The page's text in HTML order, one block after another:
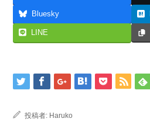
Bluesky
LINE
投稿者: Haruko